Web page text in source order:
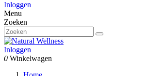
Inloggen
Menu
Zoeken
Inloggen
0 Winkelwagen